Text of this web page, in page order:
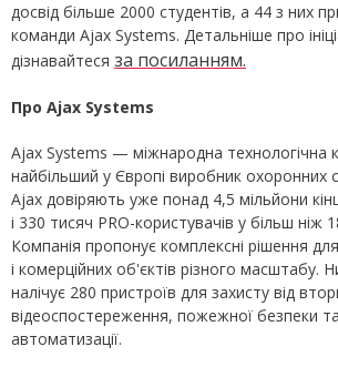
досвід більше 2000 студентів, а 44 з них
команди Ajax Systems. Детальніше про
дізнавайтеся за посиланням.
Про Ajax Systems
Ajax Systems — міжнародна технологічна
найбільший у Європі виробник охоронних
Ajax довіряють уже понад 4,5 мільйони
і 330 тисяч PRO-користувачів у більш ніж
Компанія пропонує комплексні рішення
і комерційних об'єктів різного масштабу.
налічує 280 пристроїв для захисту від
відеоспостереження, пожежної безпеки
автоматизації.